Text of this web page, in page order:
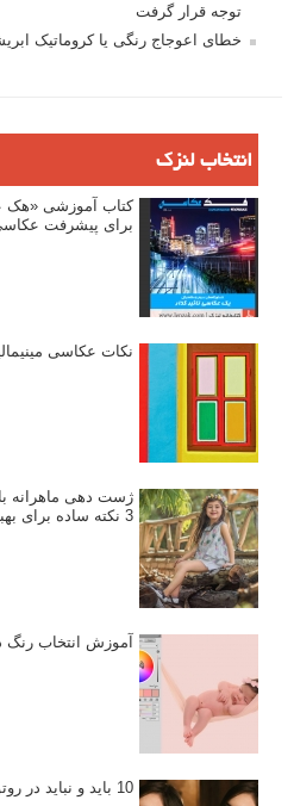
توجه قرار گرفت
خطای اعوجاج رنگی یا کروماتیک
انتخاب لنزک
کتاب آموزشی «هک
برای پیشرفت
نکات عکاسی
ژست دهی ماهرانه
3 نکته ساده برای بهبود عکاسی پرتره
آموزش انتخاب رنگ
10 باید و نباید در روتوش عکس ها